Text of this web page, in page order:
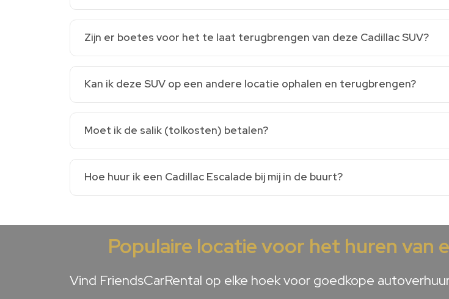
Zijn er boetes voor het te laat terugbrengen van deze Cadillac SUV?
Kan ik deze SUV op een andere locatie ophalen en terugbrengen?
Moet ik de salik (tolkosten) betalen?
Hoe huur ik een Cadillac Escalade bij mij in de buurt?
Populaire locatie voor het huren van
Vind FriendsCarRental op elke hoek voor goedkope